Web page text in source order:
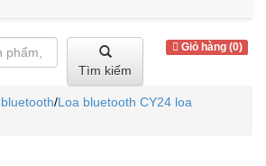
Tìm kiếm
Giỏ hàng (0)
/Loa bluetooth CY24 loa